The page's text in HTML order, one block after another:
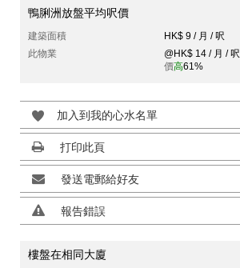
鴨脷洲放盤平均呎價
建築面積
HK$ 9 / 月 / 呎
此物業
@HK$ 14 / 月 / 呎
價高61%
加入到我的心水名單
打印此頁
發送電郵給好友
報告錯誤
樓盤在相同大廈